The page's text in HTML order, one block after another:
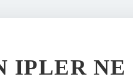
IPLER NE